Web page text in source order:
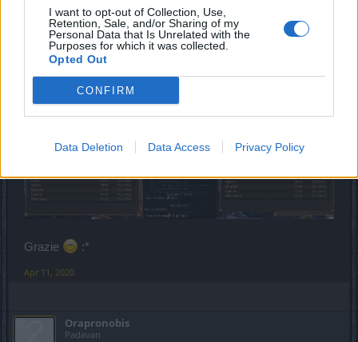
I want to opt-out of Collection, Use,
Retention, Sale, and/or Sharing of my
Personal Data that Is Unrelated with the
Purposes for which it was collected.
Opted Out
CONFIRM
Data Deletion Data Access Privacy Policy
alle discussioni, per farsi un'idea di come puo' migliorare il
proprio personaggio nel tempo...
Grazie :*
Apr 11, 2020
Orapronobis
Padavan